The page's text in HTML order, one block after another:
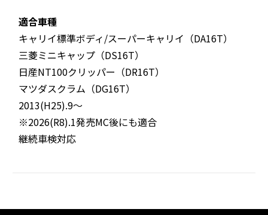
適合車種
キャリイ標準ボディ/スーパーキャリイ（DA16T）
三菱ミニキャップ（DS16T）
日産NT100クリッパー（DR16T）
マツダスクラム（DG16T）
2013(H25).9〜
※2026(R8).1発売MC後にも適合
継続車検対応